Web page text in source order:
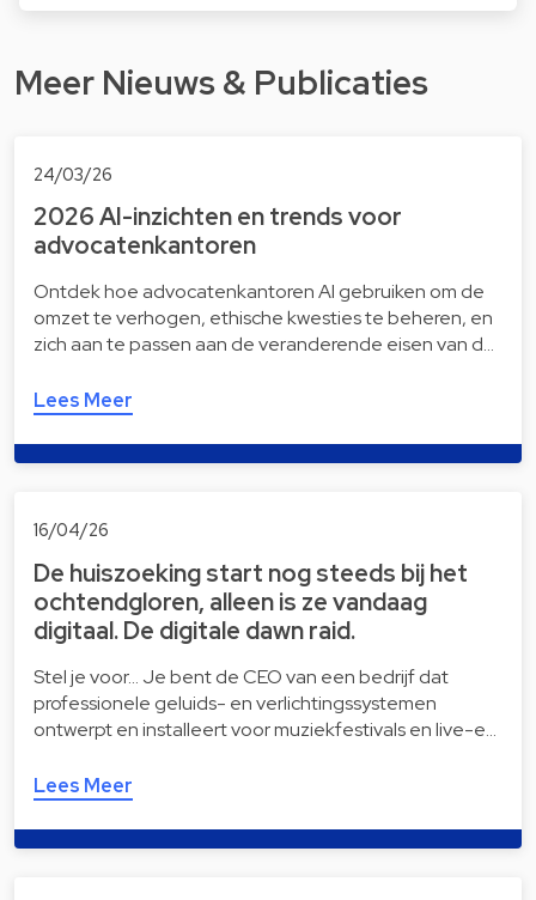
Meer Nieuws & Publicaties
24/03/26
2026 AI-inzichten en trends voor
advocatenkantoren
Ontdek hoe advocatenkantoren AI gebruiken om de
omzet te verhogen, ethische kwesties te beheren, en
zich aan te passen aan de veranderende eisen van d…
Lees Meer
16/04/26
De huiszoeking start nog steeds bij het
ochtendgloren, alleen is ze vandaag
digitaal. De digitale dawn raid.
Stel je voor… Je bent de CEO van een bedrijf dat
professionele geluids- en verlichtingssystemen
ontwerpt en installeert voor muziekfestivals en live-e…
Lees Meer